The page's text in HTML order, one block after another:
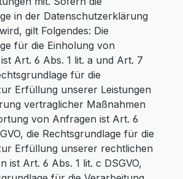
in der Datenschutzerklärung
gilt Folgendes: Die
für die Einholung von
Art. 6 Abs. 1 lit. a und Art. 7
für die
Erfüllung unserer Leistungen
vertraglicher Maßnahmen
von Anfragen ist Art. 6
die Rechtsgrundlage für die
Erfüllung unserer rechtlichen
ist Art. 6 Abs. 1 lit. c DSGVO,